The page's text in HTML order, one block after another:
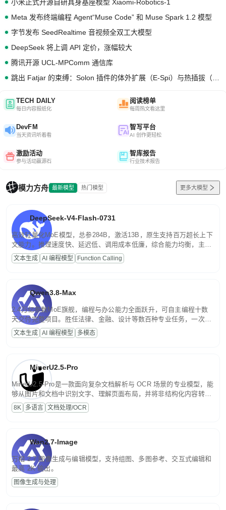
小米正式开源自研具身基座模型 Xiaomi-Robotics-1
Meta 发布终端编程 Agent“Muse Code” 和 Muse Spark 1.2 模型
字节发布 SeedRealtime 音视频全双工大模型
DeepSeek 将上调 API 定价，涨幅较大
腾讯开源 UCL-MPComm 通信库
TECH DAILY
每日内容报纸化
阅读榜单
每周热文看这里
DevFM
当天资讯听着看
智写平台
AI 创作更轻松
激励活动
参与活动赢源石
智库报告
行业技术报告
模力方舟 最新模型 热门模型 更多大模型
DeepSeek-V4-Flash-0731
高效轻量化MoE模型，总参284B，激活13B，原生支持百万超长上下
文能力。推理速度快、延迟低、调用成本低廉，综合能力均衡，主打
高并发、轻量化任务，适合日常对话、内容创作、基础 RAG、批量
文案处理等普惠刚需场景。
文本生成 AI 编程模型 Function Calling
Qwen3.8-Max
2.4万亿参数MoE旗舰，编程与办公能力全面跃升，可自主编程十数
天交付完整项目。胜任法律、金融、设计等数百种专业任务，一次对
话端到端交付生产级成果。原生视觉理解贯穿规划、执行与验证全流
程，支持超长文档与长视频的深度语义解析。长程任务中自主规划与
文本生成 AI 编程模型 多模态
MinerU2.5-Pro
MinerU2.5-Pro是一款面向复杂文档解析与 OCR 场景的专业模型，能
够从图片和文档中识别文字、理解页面布局，并将非结构化内容转换
为便于存储、检索和二次处理的结构化结果。
8K 多语言 文档处理/OCR
Wan2.7-Image
万相 2.7 图像生成与编辑模型，支持组图、多图参考、交互式编辑和
最高 2K 输出。
图像生成与处理